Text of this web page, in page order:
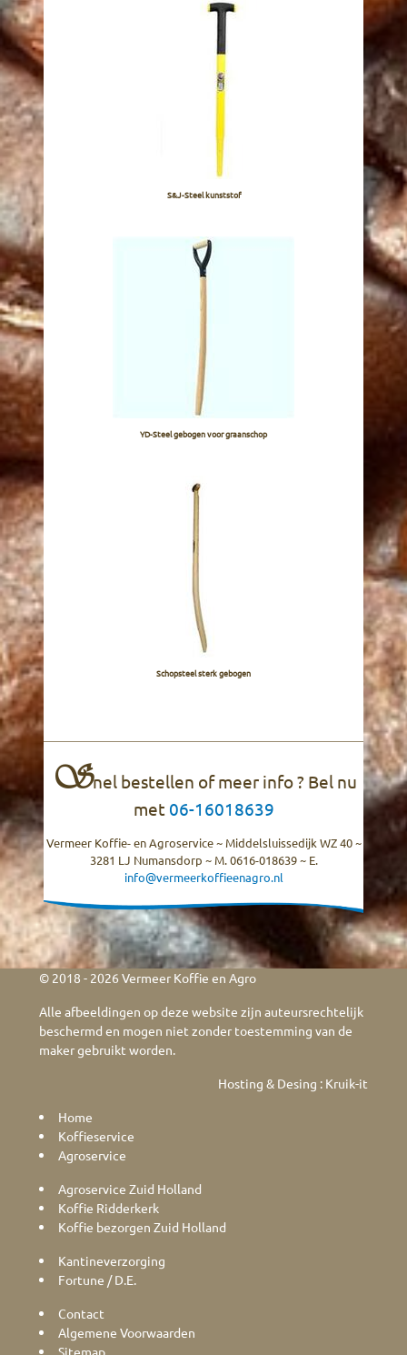
S&J-Steel kunststof
YD-Steel gebogen voor graanschop
Schopsteel sterk gebogen
Snel bestellen of meer info ? Bel nu
met 06-16018639
Vermeer Koffie- en Agroservice ~ Middelsluissedijk WZ 40 ~
3281 LJ Numansdorp ~ M. 0616-018639 ~ E.
info@vermeerkoffieenagro.nl
© 2018 - 2026 Vermeer Koffie en Agro
Alle afbeeldingen op deze website zijn auteursrechtelijk
beschermd en mogen niet zonder toestemming van de
maker gebruikt worden.
Hosting & Desing : Kruik-it
Home
Koffieservice
Agroservice
Agroservice Zuid Holland
Koffie Ridderkerk
Koffie bezorgen Zuid Holland
Kantineverzorging
Fortune / D.E.
Contact
Algemene Voorwaarden
Sitemap